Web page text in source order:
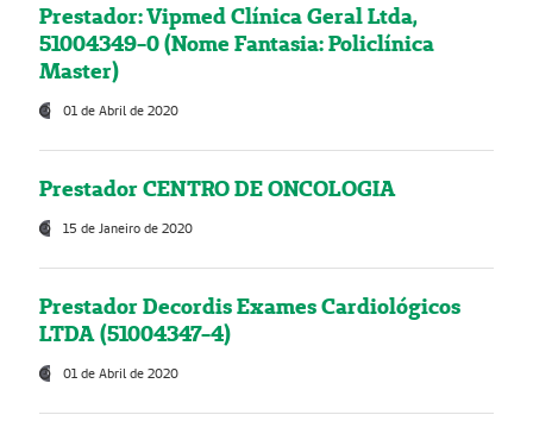
Prestador: Vipmed Clínica Geral Ltda,
51004349-0 (Nome Fantasia: Policlínica
Master)
01 de Abril de 2020
Prestador CENTRO DE ONCOLOGIA
15 de Janeiro de 2020
Prestador Decordis Exames Cardiológicos
LTDA (51004347-4)
01 de Abril de 2020